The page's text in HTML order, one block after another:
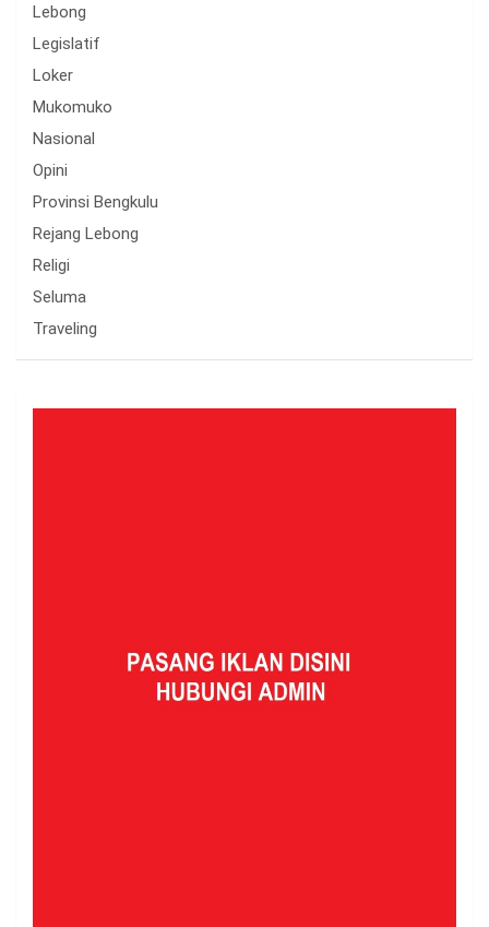
Lebong
Legislatif
Loker
Mukomuko
Nasional
Opini
Provinsi Bengkulu
Rejang Lebong
Religi
Seluma
Traveling